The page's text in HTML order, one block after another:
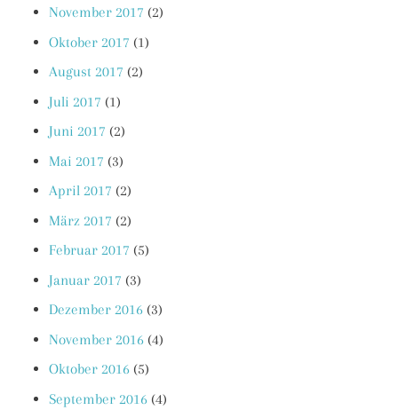
November 2017 (2)
Oktober 2017 (1)
August 2017 (2)
Juli 2017 (1)
Juni 2017 (2)
Mai 2017 (3)
April 2017 (2)
März 2017 (2)
Februar 2017 (5)
Januar 2017 (3)
Dezember 2016 (3)
November 2016 (4)
Oktober 2016 (5)
September 2016 (4)